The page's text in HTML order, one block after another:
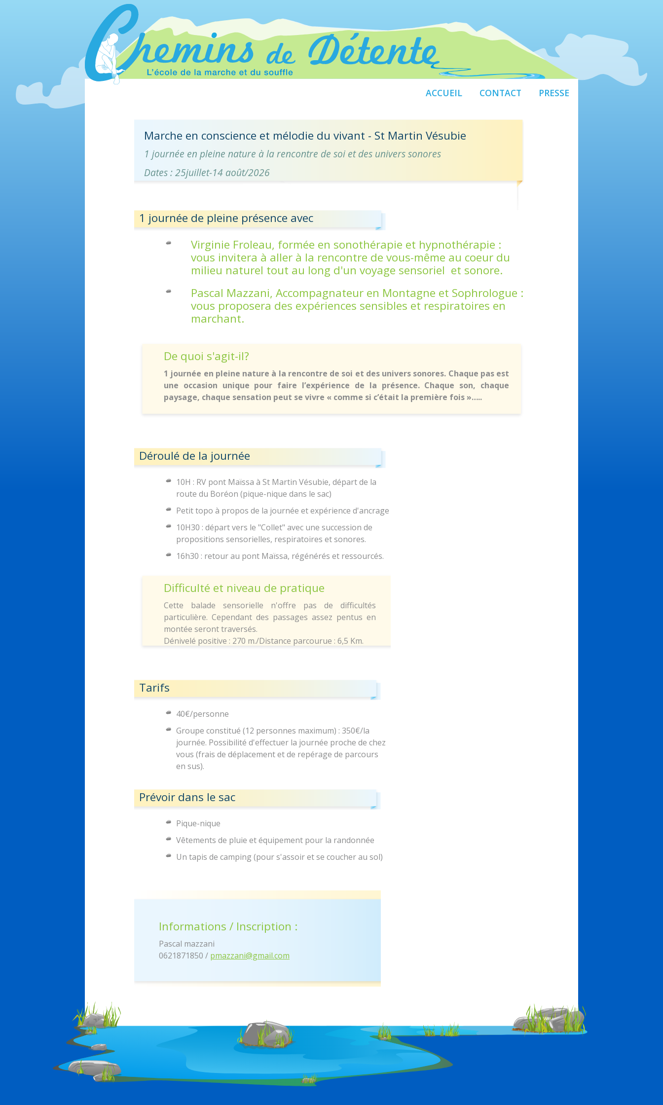
ACCUEIL CONTACT PRESSE
Marche en conscience et mélodie du vivant - St Martin Vésubie
1 journée en pleine nature à la rencontre de soi et des univers sonores
Dates : 25juillet-14 août/2026
1 journée de pleine présence avec
Virginie Froleau, formée en sonothérapie et hypnothérapie :
vous invitera à aller à la rencontre de vous-même au coeur du
milieu naturel tout au long d'un voyage sensoriel et sonore.
Pascal Mazzani, Accompagnateur en Montagne et Sophrologue :
vous proposera des expériences sensibles et respiratoires en
marchant.
De quoi s'agit-il?
1 journée en pleine nature à la rencontre de soi et des univers sonores. Chaque pas est
une occasion unique pour faire l’expérience de la présence. Chaque son, chaque
paysage, chaque sensation peut se vivre « comme si c’était la première fois »…..
Déroulé de la journée
10H : RV pont Maïssa à St Martin Vésubie, départ de la
route du Boréon (pique-nique dans le sac)
Petit topo à propos de la journée et expérience d'ancrage
10H30 : départ vers le "Collet" avec une succession de
propositions sensorielles, respiratoires et sonores.
16h30 : retour au pont Maïssa, régénérés et ressourcés.
Difficulté et niveau de pratique
Cette balade sensorielle n'offre pas de difficultés
particulière. Cependant des passages assez pentus en
montée seront traversés.
Dénivelé positive : 270 m./Distance parcourue : 6,5 Km.
Tarifs
40€/personne
Groupe constitué (12 personnes maximum) : 350€/la
journée. Possibilité d'effectuer la journée proche de chez
vous (frais de déplacement et de repérage de parcours
en sus).
Prévoir dans le sac
Pique-nique
Vêtements de pluie et équipement pour la randonnée
Un tapis de camping (pour s'assoir et se coucher au sol)
Informations / Inscription :
Pascal mazzani
0621871850 / pmazzani@gmail.com